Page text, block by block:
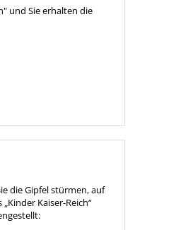
und Sie erhalten die
die Gipfel stürmen, auf
Kaiser-Reich“